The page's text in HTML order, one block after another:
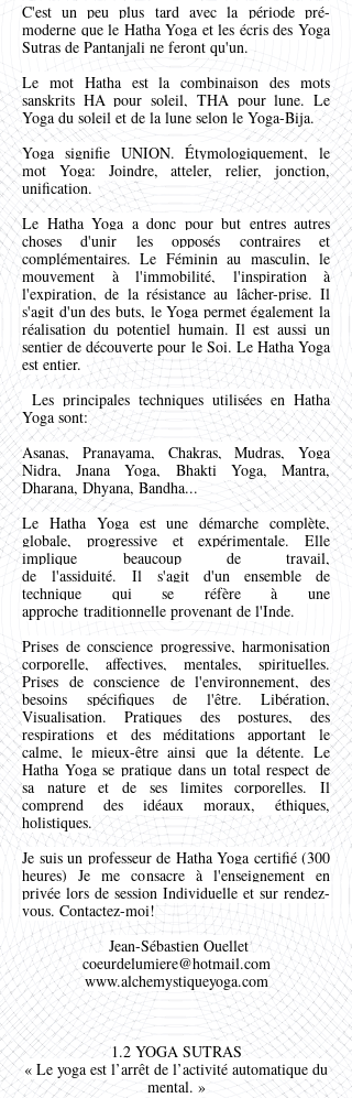
C'est un peu plus tard avec la période pré-
moderne que le Hatha Yoga et les écris des Yoga
Sutras de Pantanjali ne feront qu'un.
Le mot Hatha est la combinaison des mots
sanskrits HA pour soleil, THA pour lune. Le
Yoga du soleil et de la lune selon le Yoga-Bija.
Yoga signifie UNION. Étymologiquement, le
mot Yoga: Joindre, atteler, relier, jonction,
unification.
Le Hatha Yoga a donc pour but entres autres
choses d'unir les opposés contraires et
complémentaires. Le Féminin au masculin, le
mouvement à l'immobilité, l'inspiration à
l'expiration, de la résistance au lâcher-prise. Il
s'agit d'un des buts, le Yoga permet également la
réalisation du potentiel humain. Il est aussi un
sentier de découverte pour le Soi. Le Hatha Yoga
est entier.
Les principales techniques utilisées en Hatha
Yoga sont:
Asanas, Pranayama, Chakras, Mudras, Yoga
Nidra, Jnana Yoga, Bhakti Yoga, Mantra,
Dharana, Dhyana, Bandha...
Le Hatha Yoga est une démarche complète,
globale, progressive et expérimentale. Elle
implique beaucoup de travail,
de l'assiduité. Il s'agitd'un ensemble de
technique qui se réfère à une
approche traditionnelle provenant de l'Inde.
Prises de conscience progressive, harmonisation
corporelle, affectives, mentales, spirituelles.
Prises de conscience de l'environnement, des
besoins spécifiques de l'être. Libération,
Visualisation. Pratiques des postures, des
respirations et des méditations apportant le
calme, le mieux-être ainsi que la détente. Le
Hatha Yoga se pratique dans un total respect de
sa nature et de ses limites corporelles. Il
comprend des idéaux moraux, éthiques,
holistiques.
Je suis un professeur de Hatha Yoga certifié (300
heures) Je me consacre à l'enseignement en
privée lors de session Individuelle et sur rendez-
vous. Contactez-moi!
Jean-Sébastien Ouellet
coeurdelumiere@hotmail.com
www.alchemystiqueyoga.com
1.2 YOGA SUTRAS
« Le yoga est l’arrêt de l’activité automatique du
mental. »